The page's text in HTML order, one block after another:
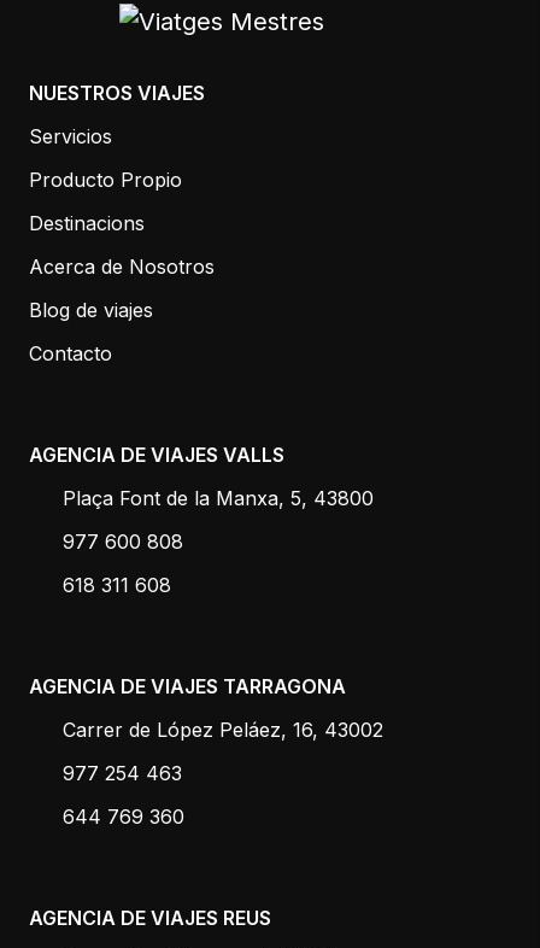
NUESTROS VIAJES
Servicios
Producto Propio
Destinacions
Acerca de Nosotros
Blog de viajes
Contacto
AGENCIA DE VIAJES VALLS
Plaça Font de la Manxa, 5, 43800
977 600 808
618 311 608
AGENCIA DE VIAJES TARRAGONA
Carrer de López Peláez, 16, 43002
977 254 463
644 769 360
AGENCIA DE VIAJES REUS